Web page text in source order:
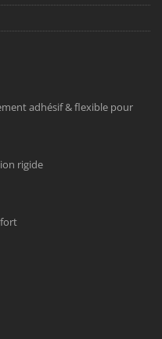
adhésif & flexible pour
rigide